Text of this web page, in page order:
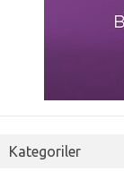
Kategoriler